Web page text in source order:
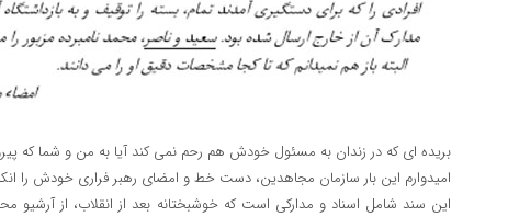
بریده ای که در زندان به مسئول خودش هم رحم نمی کند آیا به من و شما که
امیدوارم این بار سازمان مجاهدین، دست خط و امضای رهبر فراری خودش را
این سند شامل اسناد و مدارکی است که خوشبختانه بعد از انقلاب، از آرشیو